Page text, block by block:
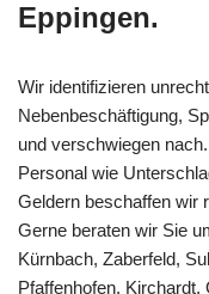
Eppingen.
Wir identifizieren
Nebenbeschäftigung,
und verschwiegen
Personal wie
Geldern beschaffen wir
Gerne beraten wir Sie
Kürnbach, Zaberfeld,
Pfaffenhofen, Kirchardt,